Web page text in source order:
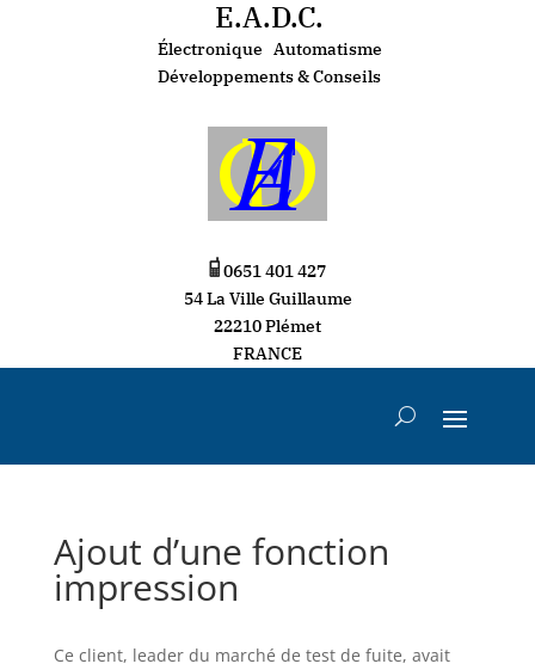
E.A.D.C.
Électronique Automatisme
Développements & Conseils
0651 401 427
54 La Ville Guillaume
22210 Plémet
FRANCE
Ajout d’une fonction
impression
Ce client, leader du marché de test de fuite, avait